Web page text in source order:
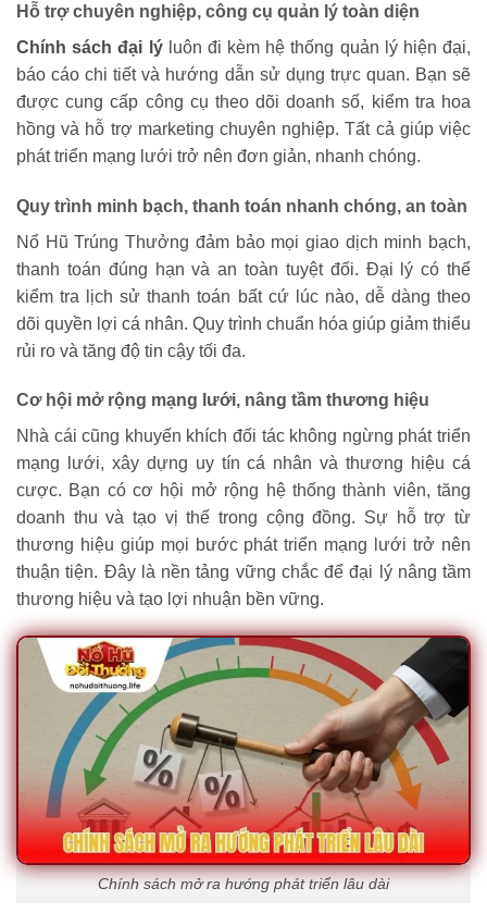
Hỗ trợ chuyên nghiệp, công cụ quản lý toàn diện
Chính sách đại lýluôn đi kèm hệ thống quản lý hiện đại,
báo cáo chi tiết và hướng dẫn sử dụng trực quan. Bạn sẽ
được cung cấp công cụ theo dõi doanh số, kiểm tra hoa
hồng và hỗ trợ marketing chuyên nghiệp. Tất cả giúp việc
phát triển mạng lưới trở nên đơn giản, nhanh chóng.
Quy trình minh bạch, thanh toán nhanh chóng, an toàn
Nổ Hũ Trúng Thưởng đảm bảo mọi giao dịch minh bạch,
thanh toán đúng hạn và an toàn tuyệt đối. Đại lý có thể
kiểm tra lịch sử thanh toán bất cứ lúc nào, dễ dàng theo
dõi quyền lợi cá nhân. Quy trình chuẩn hóa giúp giảm thiểu
rủi ro và tăng độ tin cậy tối đa.
Cơ hội mở rộng mạng lưới, nâng tầm thương hiệu
Nhà cái cũng khuyến khích đối tác không ngừng phát triển
mạng lưới, xây dựng uy tín cá nhân và thương hiệu cá
cược. Bạn có cơ hội mở rộng hệ thống thành viên, tăng
doanh thu và tạo vị thế trong cộng đồng. Sự hỗ trợ từ
thương hiệu giúp mọi bước phát triển mạng lưới trở nên
thuận tiện. Đây là nền tảng vững chắc để đại lý nâng tầm
thương hiệu và tạo lợi nhuận bền vững.
Chính sách mở ra hướng phát triển lâu dài